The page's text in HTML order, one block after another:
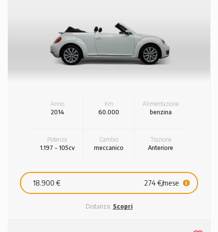
Anno
2014
Km
60.000
Alimentazione
benzina
Potenza
1.197 - 105cv
Cambio
meccanico
Trazione
Anteriore
18.900 € 274 €/mese
Distanza: Scopri